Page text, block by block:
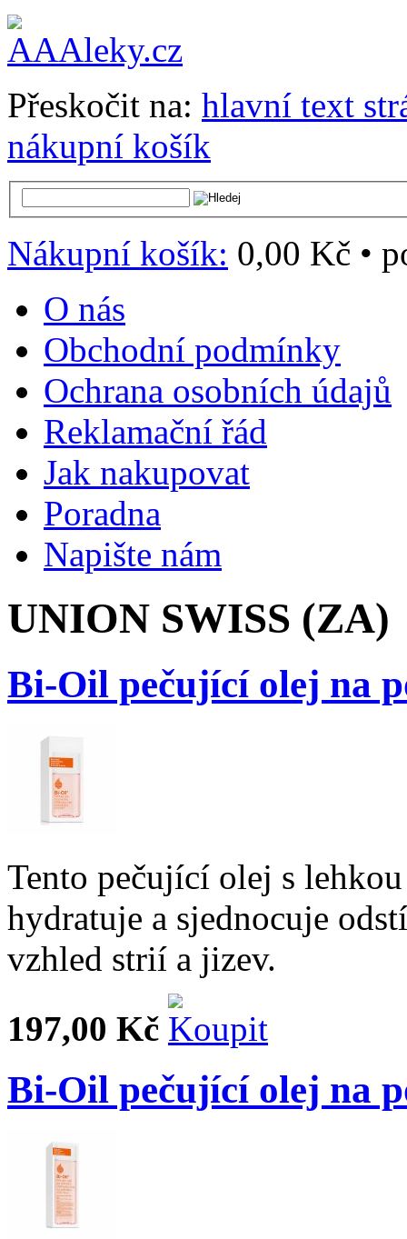
Přeskočit na: hlavní text
nákupní košík
Nákupní košík: 0,00 Kč •
O nás
Obchodní podmínky
Ochrana osobních údajů
Reklamační řád
Jak nakupovat
Poradna
Napište nám
UNION SWISS (ZA)
Bi-Oil pečující olej na
Tento pečující olej s
hydratuje a sjednocuje
vzhled strií a jizev.
197,00 Kč
Bi-Oil pečující olej na